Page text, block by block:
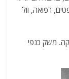
רפואה, וול
משק כנפי